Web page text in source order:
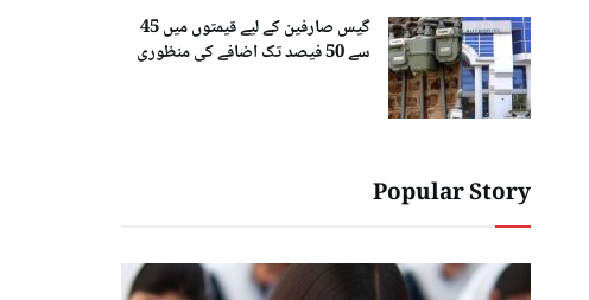
گیس صارفین کے لیے قیمتوں میں 45
سے 50 فیصد تک اضافے کی منظوری
Popular Story